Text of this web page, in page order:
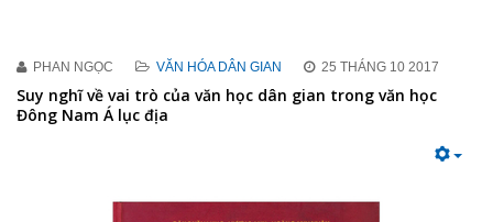
PHAN NGỌC VĂN HÓA DÂN GIAN 25 THÁNG 10 2017
Suy nghĩ về vai trò của văn học dân gian trong văn học
Đông Nam Á lục địa